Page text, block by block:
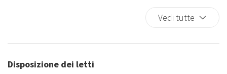
Forno
Frigorifero
Vedi tutte
Disposizione dei letti